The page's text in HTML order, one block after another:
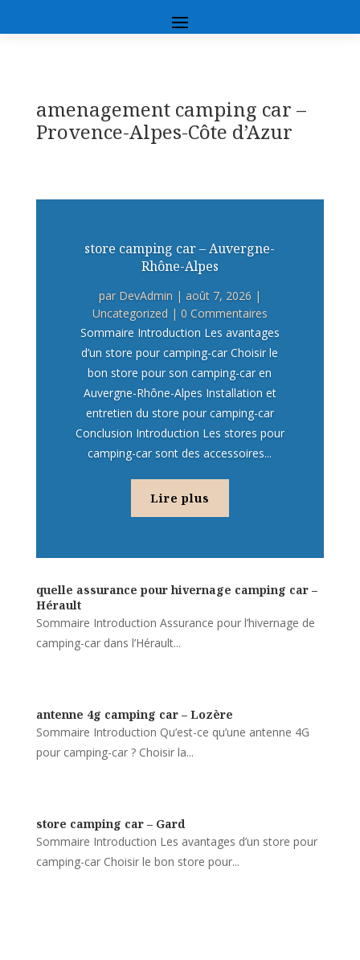
amenagement camping car –
Provence-Alpes-Côte d’Azur
store camping car – Auvergne-
Rhône-Alpes
par DevAdmin | août 7, 2026 |
Uncategorized | 0 Commentaires
Sommaire Introduction Les avantages
d’un store pour camping-car Choisir le
bon store pour son camping-car en
Auvergne-Rhône-Alpes Installation et
entretien du store pour camping-car
Conclusion Introduction Les stores pour
camping-car sont des accessoires...
Lire plus
quelle assurance pour hivernage camping car –
Hérault
Sommaire Introduction Assurance pour l’hivernage de
camping-car dans l’Hérault...
antenne 4g camping car – Lozère
Sommaire Introduction Qu’est-ce qu’une antenne 4G
pour camping-car ? Choisir la...
store camping car – Gard
Sommaire Introduction Les avantages d’un store pour
camping-car Choisir le bon store pour...